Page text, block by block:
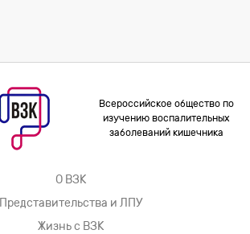
Всероссийское общество по
изучению воспалительных
заболеваний кишечника
О ВЗК
Представительства и ЛПУ
Жизнь с ВЗК